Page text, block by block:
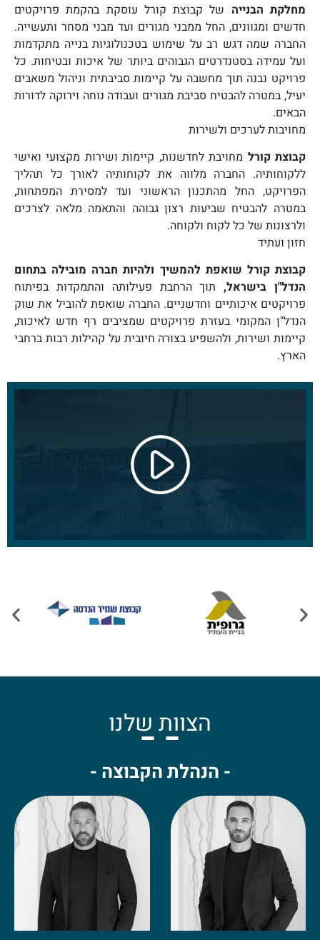
מחלקת הבנייה של קבוצת קורל עוסקת בהקמת פרויקטים
חדשים ומגוונים, החל ממבני מגורים ועד מבני מסחר ותעשייה.
החברה שמה דגש רב על שימוש בטכנולוגיות בנייה מתקדמות
ועל עמידה בסטנדרטים הגבוהים ביותר של איכות ובטיחות. כל
פרויקט נבנה תוך מחשבה על קיימות סביבתית וניהול משאבים
יעיל, במטרה להבטיח סביבת מגורים ועבודה נוחה וירוקה לדורות
הבאים.
מחויבות לערכים ולשירות
קבוצת קורל מחויבת לחדשנות, קיימות ושירות מקצועי ואישי
ללקוחותיה. החברה מלווה את לקוחותיה לאורך כל תהליך
הפרויקט, החל מהתכנון הראשוני ועד למסירת המפתחות,
במטרה להבטיח שביעות רצון גבוהה והתאמה מלאה לצרכים
ולרצונות של כל לקוח ולקוחה.
חזון ועתיד
קבוצת קורל שואפת להמשיך ולהיות חברה מובילה בתחום
הנדל"ן בישראל,תוך הרחבת פעילותה והתמקדות בפיתוח
פרויקטים איכותיים וחדשניים. החברה שואפת להוביל את שוק
הנדל"ן המקומי בעזרת פרויקטים שמציבים רף חדש לאיכות,
קיימות ושירות, ולהשפיע בצורה חיובית על קהילות רבות ברחבי
הארץ.
הצוות שלנו
- הנהלת הקבוצה -